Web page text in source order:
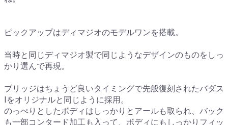
ピックアップはディマジオのモデルワンを搭載。
当時と同じディマジオ製で同じようなデザインのものをしっ
かり選んで再現。
ブリッジはちょうど良いタイミングで先般復刻されたバダス
Iをオリジナルと同じように採用。
のっぺりとしたボディはしっかりとアールも取られ、バック
も一部コンタード加工も入って、ボディにもしっかりフィッ